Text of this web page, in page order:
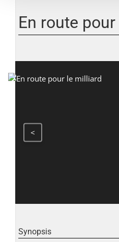
En route
<
Synopsis